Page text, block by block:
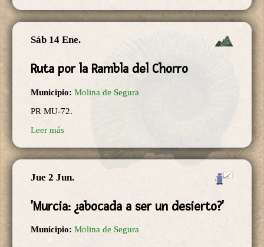
Sáb 14 Ene.
Ruta por la Rambla del Chorro
Municipio: Molina de Segura
PR MU-72.
Leer más
Jue 2 Jun.
'Murcia: ¿abocada a ser un desierto?'
Municipio: Molina de Segura